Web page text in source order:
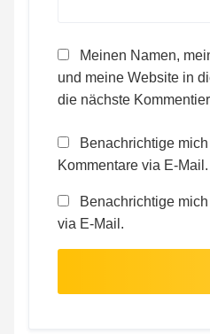
Meinen Namen,
und meine Website in
die nächste
Benachrichtige
Kommentare via E-Mail.
Benachrichtige
via E-Mail.